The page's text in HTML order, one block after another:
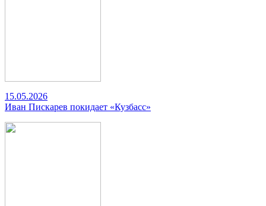
15.05.2026
Иван Пискарев покидает «Кузбасс»